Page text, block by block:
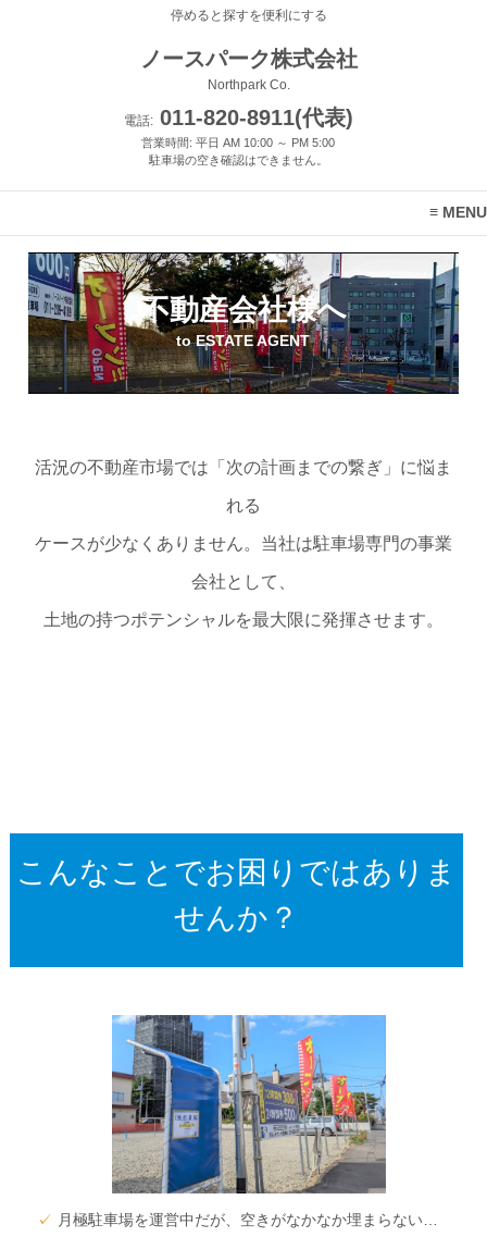
停めると探すを便利にする
ノースパーク株式会社
Northpark Co.
電話:011-820-8911(代表)
営業時間: 平日 AM 10:00 ～ PM 5:00
駐車場の空き確認はできません。
MENU
不動産会社様へ
to ESTATE AGENT
活況の不動産市場では「次の計画までの繋ぎ」に悩ま
れる
ケースが少なくありません。当社は駐車場専門の事業
会社として、
土地の持つポテンシャルを最大限に発揮させます。
こんなことでお困りではありま
せんか？
✓
月極駐車場を運営中だが、空きがなかなか埋まらない…